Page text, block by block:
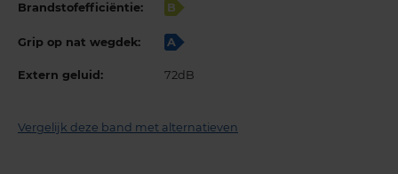
Brandstofefficiëntie: B
Grip op nat wegdek: A
Extern geluid: 72dB
Vergelijk deze band met alternatieven